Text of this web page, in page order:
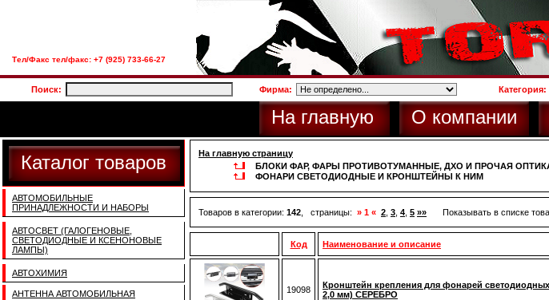
Тел/Факс тел/факс: +7 (925) 733-66-27
Поиск: Фирма: Категория:
На главную О компании
Каталог товаров
АВТОМОБИЛЬНЫЕ
ПРИНАДЛЕЖНОСТИ И НАБОРЫ
АВТОСВЕТ (ГАЛОГЕНОВЫЕ,
СВЕТОДИОДНЫЕ И КСЕНОНОВЫЕ
ЛАМПЫ)
АВТОХИМИЯ
АНТЕННА АВТОМОБИЛЬНАЯ
На главную страницу
БЛОКИ ФАР, ФАРЫ ПРОТИВОТУМАННЫЕ, ДХО И ПРОЧАЯ
ФОНАРИ СВЕТОДИОДНЫЕ И КРОНШТЕЙНЫ К НИМ
Товаров в категории: 142 , страницы: » 1 « 2 3 4 5 »» Показывать в списке
Код Наименование и описание
19098
Кронштейн крепления для фонарей
2,0 мм) СЕРЕБРО